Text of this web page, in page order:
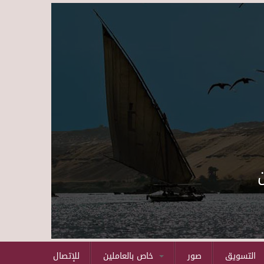
Skip to main content
للإتصال صور التسويق